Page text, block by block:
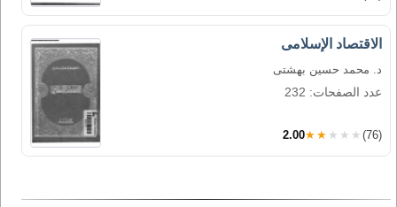
الاقتصاد الإسلامى
د. محمد حسين بهشتى
عدد الصفحات: 232
2.00★★★★★ (76)